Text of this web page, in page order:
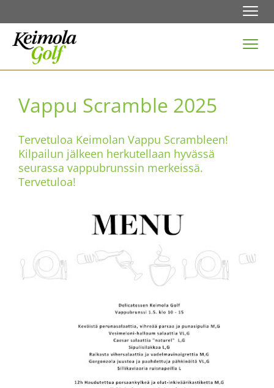
Vappu Scramble 2025
Tervetuloa Keimolan Vappu Scrambleen!
Kilpailun jälkeen herkutellaan hyvässä
seurassa vappubrunssin merkeissä.
Tervetuloa!